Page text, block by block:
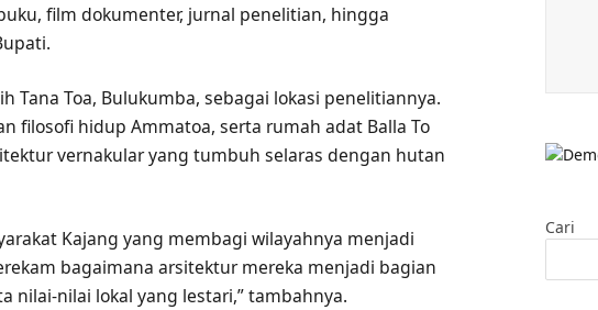
film dokumenter, jurnal penelitian, hingga
Tana Toa, Bulukumba, sebagai lokasi penelitiannya.
filosofi hidup Ammatoa, serta rumah adat Balla To
vernakular yang tumbuh selaras dengan hutan
Kajang yang membagi wilayahnya menjadi
bagaimana arsitektur mereka menjadi bagian
nilai-nilai lokal yang lestari,” tambahnya.
Cari